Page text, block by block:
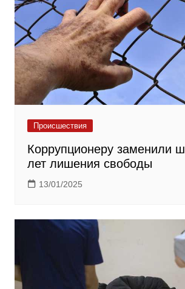
Происшествия
Коррупционеру заменили
лет лишения свободы
13/01/2025